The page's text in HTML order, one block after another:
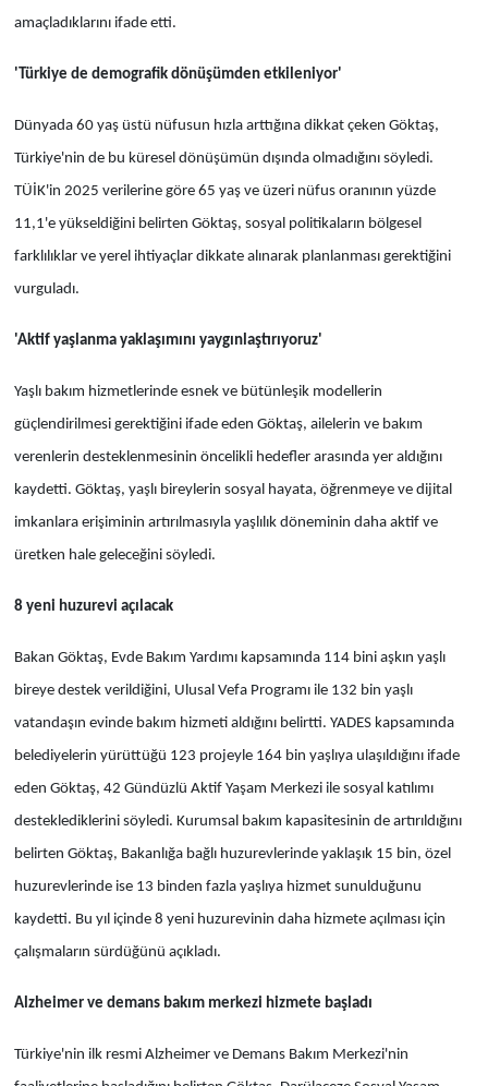
amaçladıklarını ifade etti.
'Türkiye de demografik dönüşümden etkileniyor'
Dünyada 60 yaş üstü nüfusun hızla arttığına dikkat çeken Göktaş,
Türkiye'nin de bu küresel dönüşümün dışında olmadığını söyledi.
TÜİK'in 2025 verilerine göre 65 yaş ve üzeri nüfus oranının yüzde
11,1'e yükseldiğini belirten Göktaş, sosyal politikaların bölgesel
farklılıklar ve yerel ihtiyaçlar dikkate alınarak planlanması gerektiğini
vurguladı.
'Aktif yaşlanma yaklaşımını yaygınlaştırıyoruz'
Yaşlı bakım hizmetlerinde esnek ve bütünleşik modellerin
güçlendirilmesi gerektiğini ifade eden Göktaş, ailelerin ve bakım
verenlerin desteklenmesinin öncelikli hedefler arasında yer aldığını
kaydetti. Göktaş, yaşlı bireylerin sosyal hayata, öğrenmeye ve dijital
imkanlara erişiminin artırılmasıyla yaşlılık döneminin daha aktif ve
üretken hale geleceğini söyledi.
8 yeni huzurevi açılacak
Bakan Göktaş, Evde Bakım Yardımı kapsamında 114 bini aşkın yaşlı
bireye destek verildiğini, Ulusal Vefa Programı ile 132 bin yaşlı
vatandaşın evinde bakım hizmeti aldığını belirtti. YADES kapsamında
belediyelerin yürüttüğü 123 projeyle 164 bin yaşlıya ulaşıldığını ifade
eden Göktaş, 42 Gündüzlü Aktif Yaşam Merkezi ile sosyal katılımı
desteklediklerini söyledi. Kurumsal bakım kapasitesinin de artırıldığını
belirten Göktaş, Bakanlığa bağlı huzurevlerinde yaklaşık 15 bin, özel
huzurevlerinde ise 13 binden fazla yaşlıya hizmet sunulduğunu
kaydetti. Bu yıl içinde 8 yeni huzurevinin daha hizmete açılması için
çalışmaların sürdüğünü açıkladı.
Alzheimer ve demans bakım merkezi hizmete başladı
Türkiye'nin ilk resmi Alzheimer ve Demans Bakım Merkezi'nin